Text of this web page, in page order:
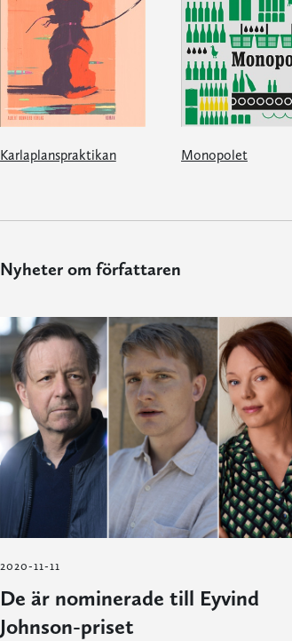
Karlaplanspraktikan Monopolet
Nyheter om författaren
2020-11-11
De är nominerade till Eyvind
Johnson-priset